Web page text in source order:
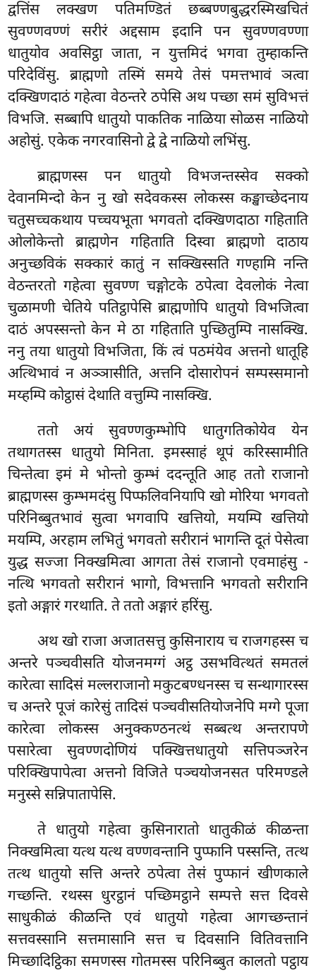
द्वत्तिंस लक्खण पतिमण्डितं छब्बण्णबुद्धरस्मिखचितं
सुवण्णवण्णं सरीरं अद्दसाम इदानि पन सुवण्णवण्णा
धातुयोव अवसिट्ठा जाता, न युत्तमिदं भगवा तुम्हाकन्ति
परिदेविंसु. ब्राह्मणो तस्मिं समये तेसं पमत्तभावं ञत्वा
दक्खिणदाठं गहेत्वा वेठन्तरे ठपेसि अथ पच्छा समं सुविभत्तं
विभजि. सब्बापि धातुयो पाकतिक नाळिया सोळस नाळियो
अहोसुं. एकेक नगरवासिनो द्वे द्वे नाळियो लभिंसु.
ब्राह्मणस्स पन धातुयो विभजन्तस्सेव सक्को
देवानमिन्दो केन नु खो सदेवकस्स लोकस्स कङ्खाच्छेदनाय
चतुसच्चकथाय पच्चयभूता भगवतो दक्खिणदाठा गहिताति
ओलोकेन्तो ब्राह्मणेन गहिताति दिस्वा ब्राह्मणो दाठाय
अनुच्छविकं सक्कारं कातुं न सक्खिस्सति गण्हामि नन्ति
वेठन्तरतो गहेत्वा सुवण्ण चङ्गोटके ठपेत्वा देवलोकं नेत्वा
चुळामणी चेतिये पतिट्ठापेसि ब्राह्मणोपि धातुयो विभजित्वा
दाठं अपस्सन्तो केन मे ठा गहिताति पुच्छितुम्पि नासक्खि.
ननु तया धातुयो विभजिता, किं त्वं पठमंयेव अत्तनो धातूहि
अत्थिभावं न अञ्ञासीति, अत्तनि दोसारोपनं सम्पस्समानो
मय्हम्पि कोट्ठासं देथाति वत्तुम्पि नासक्खि.
ततो अयं सुवण्णकुम्भोपि धातुगतिकोयेव येन
तथागतस्स धातुयो मिनिता. इमस्साहं थूपं करिस्सामीति
चिन्तेत्वा इमं मे भोन्तो कुम्भं ददन्तूति आह ततो राजानो
ब्राह्मणस्स कुम्भमदंसु पिप्फलिवनियापि खो मोरिया भगवतो
परिनिब्बुतभावं सुत्वा भगवापि खत्तियो, मयम्पि खत्तियो
मयम्पि, अरहाम लभितुं भगवतो सरीरानं भागन्ति दूतं पेसेत्वा
युद्ध सज्जा निक्खमित्वा आगता तेसं राजानो एवमाहंसु -
नत्थि भगवतो सरीरानं भागो, विभत्तानि भगवतो सरीरानि
इतो अङ्गारं गरथाति. ते ततो अङ्गारं हरिंसु.
अथ खो राजा अजातसत्तु कुसिनाराय च राजगहस्स च
अन्तरे पञ्चवीसति योजनमग्गं अट्ठ उसभवित्थतं समतलं
कारेत्वा सादिसं मल्लराजानो मकुटबण्धनस्स च सन्थागारस्स
च अन्तरे पूजं कारेसुं तादिसं पञ्चवीसतियोजनेपि मग्गे पूजा
कारेत्वा लोकस्स अनुक्कण्ठनत्थं सब्बत्थ अन्तरापणे
पसारेत्वा सुवण्णदोणियं पक्खित्तधातुयो सत्तिपञ्जरेन
परिक्खिपापेत्वा अत्तनो विजिते पञ्चयोजनसत परिमण्डले
मनुस्से सन्निपातापेसि.
ते धातुयो गहेत्वा कुसिनारातो धातुकीळं कीळन्ता
निक्खमित्वा यत्थ यत्थ वण्णवन्तानि पुप्फानि पस्सन्ति, तत्थ
तत्थ धातुयो सत्ति अन्तरे ठपेत्वा तेसं पुप्फानं खीणकाले
गच्छन्ति. रथस्स धुरट्ठानं पच्छिमट्ठाने सम्पत्ते सत्त दिवसे
साधुकीळं कीळन्ति एवं धातुयो गहेत्वा आगच्छन्तानं
सत्तवस्सानि सत्तमासानि सत्त च दिवसानि वितिवत्तानि
मिच्छादिट्ठिका समणस्स गोतमस्स परिनिब्बुत कालतो पट्ठाय